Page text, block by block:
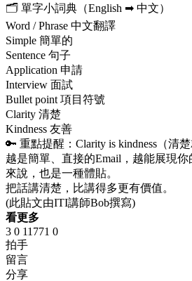
🗂 單字小詞典（English ➡ 中文）
Word / Phrase 中文翻譯
Simple 簡單的
Sentence 句子
Application 申請
Interview 面試
Bullet point 項目符號
Clarity 清楚
Kindness 友善
🔑 重點提醒：Clarity is kindness（清
越是簡單、直接的Email，越能展現
來說，也是一種體貼。
把話講清楚，比講得多更有價值。
(此貼文由ITI講師Bob撰寫)
看更多
3 0 11771 0
拍手
留言
分享